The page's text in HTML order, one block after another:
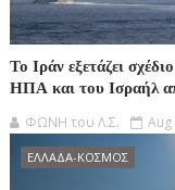
Το Ιράν εξετάζει
ΗΠΑ και του Ισραήλ
ΦΩΝΗ του Λ.Σ. Aug
ΕΛΛΑΔΑ-ΚΟΣΜΟΣ